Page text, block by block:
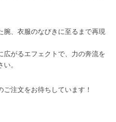
、衣服のなびきに至るまで再現
広がるエフェクトで、力の奔流を
。
注文をお待ちしています！